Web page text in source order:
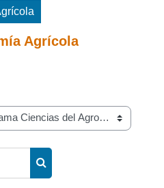
Agrícola
Buscar cursos